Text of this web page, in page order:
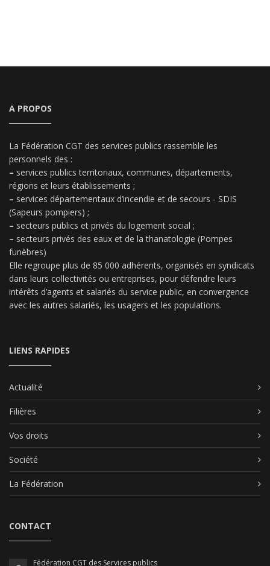
A PROPOS
La Fédération CGT des services publics rassemble les
personnels des :
– services publics territoriaux, communes, départements,
régions et leurs établissements ;
– services départementaux d’incendie et de secours - SDIS
(Sapeurs pompiers) ;
– secteurs publics et privés du logement social ;
– secteurs privés des eaux et de la thanatologie (Pompes
funèbres)
Elle regroupe plus de 85 000 adhérents, organisés en syndicats
dans leurs collectivités ou entreprises, pour défendre leurs
intérêts d’agents et salariés du service public, en convergence
avec les autres salariés, les usagers et les populations.
LIENS RAPIDES
Actualité
Filières
Vos droits
Société
La Fédération
CONTACT
Fédération CGT des Services publics